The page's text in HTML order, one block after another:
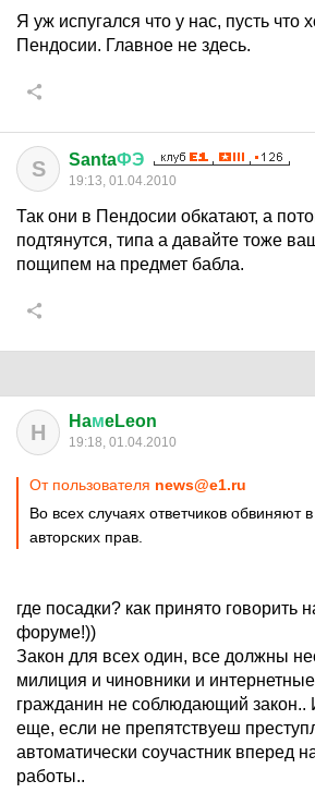
Я уж испугался что у нас, пусть что
Пендосии. Главное не здесь.
S SantaФЭ
19:13, 01.04.2010
Так они в Пендосии обкатают, а
подтянутся, типа а давайте тоже
пощипем на предмет бабла.
H HaмeLeon
19:18, 01.04.2010
От пользователя news@e1.ru
Во всех случаях ответчиков обвиняют
авторских прав.
где посадки? как принято говорить
форуме!))
Закон для всех один, все должны
милиция и чиновники и
гражданин не соблюдающий закон..
еще, если не препятствуеш
автоматически соучастник вперед
работы..